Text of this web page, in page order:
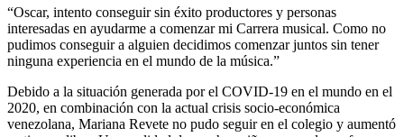
“Oscar, intento conseguir sin éxito productores y personas
interesadas en ayudarme a comenzar mi Carrera musical. Como no
pudimos conseguir a alguien decidimos comenzar juntos sin tener
ninguna experiencia en el mundo de la música.”
Debido a la situación generada por el COVID-19 en el mundo en el
2020, en combinación con la actual crisis socio-económica
venezolana, Mariana Revete no pudo seguir en el colegio y aumentó